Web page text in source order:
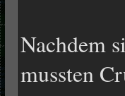
Nachdem
mussten